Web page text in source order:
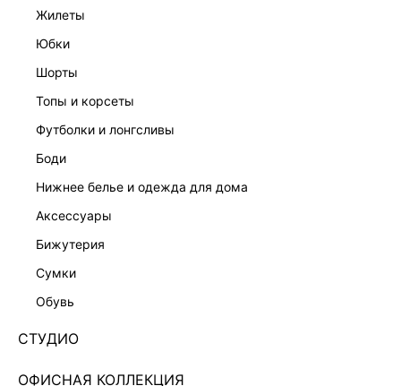
жилеты
юбки
шорты
топы и корсеты
футболки и лонгсливы
боди
нижнее белье и одежда для дома
аксессуары
бижутерия
сумки
обувь
СТУДИО
ОФИСНАЯ КОЛЛЕКЦИЯ
ЭКСКЛЮЗИВНО ОНЛАЙН
ВОДОЛАЗКА ИЗ БАРХАТА 4452113326-32
Нет в наличии
ЦВЕТ:СЕРЫЙ